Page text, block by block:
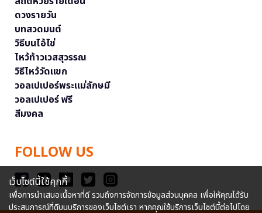
ดวงรายวัน
บทสวดมนต์
วิธีบนไอ้ไข่
ไหว้ท้าวเวสสุวรรณ
วิธีไหว้วัดแขก
วอลเปเปอร์พระแม่ลักษมี
วอลเปเปอร์ ฟรี
สีมงคล
FOLLOW US
เว็บไซต์นี้ใช้คุกกี้
เพื่อการนำเสนอเนื้อหาที่ดี รวมถึงการจัดการข้อมูลส่วนบุคคล เพื่อให้คุณได้รับ
ประสบการณ์ที่ดีบนบริการของเว็บไซต์เรา หากคุณใช้บริการเว็บไซต์นี้ต่อไปโดย